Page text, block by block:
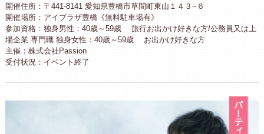
開催住所：〒441-8141 愛知県豊橋市草間町東山１４３−６
開催場所：アイプラザ豊橋《無料駐車場有》
参加資格：独身男性：40歳～59歳 旅行お出かけ好きな方/公務員又は上
場企業.専門職 独身女性：40歳～59歳 お出かけ好きな方
主催：株式会社Passion
受付状況：イベント終了